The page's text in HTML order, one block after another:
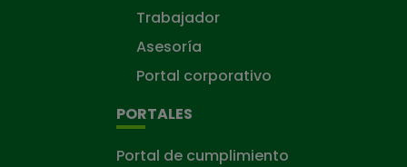
Trabajador
Asesoría
Portal corporativo
PORTALES
Portal de cumplimiento